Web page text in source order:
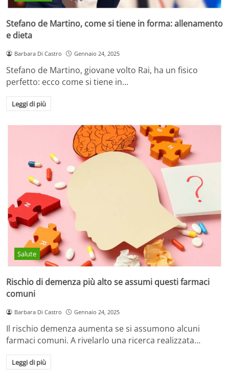
Stefano de Martino, come si tiene in forma: allenamento
e dieta
Barbara Di Castro Gennaio 24, 2025
Stefano de Martino, giovane volto Rai, ha un fisico
perfetto: ecco come si tiene in…
Leggi di più
Salute
Rischio di demenza più alto se assumi questi farmaci
comuni
Barbara Di Castro Gennaio 24, 2025
Il rischio demenza aumenta se si assumono alcuni
farmaci comuni. A rivelarlo una ricerca realizzata…
Leggi di più